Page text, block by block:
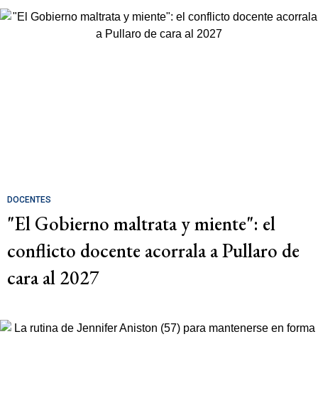
DOCENTES
"El Gobierno maltrata y miente": el
conflicto docente acorrala a Pullaro de
cara al 2027